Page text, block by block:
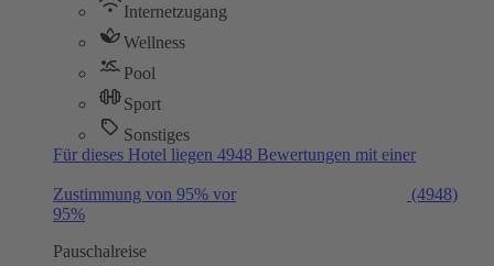
Internetzugang
Wellness
Pool
Sport
Sonstiges
Für dieses Hotel liegen 4948 Bewertungen mit einer
Zustimmung von 95% vor
(4948)
95%
Pauschalreise